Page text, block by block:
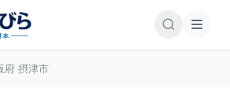
府 摂津市